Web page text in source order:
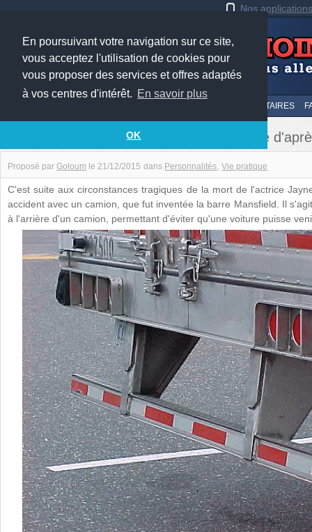
En poursuivant votre navigation sur ce site,
vous acceptez l'utilisation de cookies pour
vous proposer des services et offres adaptés
à vos centres d'intérêt. En savoir plus
OK
Nos
SUIVI DES COMMENTAIRES
Le pare-chocs arrière des camions nommé
Proposé par Goloum le 21/12/2015 dans Personnalités Vie pratique
C'est suite aux circonstances tragiques de la mort de l'actrice
accident avec un camion, que fut inventée la barre Mansfield. Il
à l'arrière d'un camion, permettant d'éviter qu'une voiture puisse